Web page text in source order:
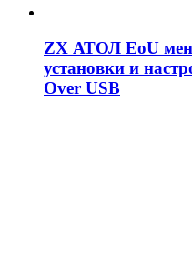
ZX АТОЛ EoU
установки и
Over USB